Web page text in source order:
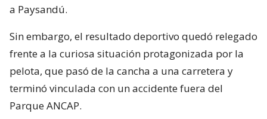
a Paysandú.
Sin embargo, el resultado deportivo quedó relegado
frente a la curiosa situación protagonizada por la
pelota, que pasó de la cancha a una carretera y
terminó vinculada con un accidente fuera del
Parque ANCAP.